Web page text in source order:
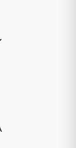
добавки)